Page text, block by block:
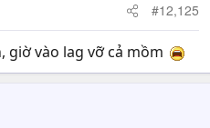
#12,125
vào lag vỡ cả mồm